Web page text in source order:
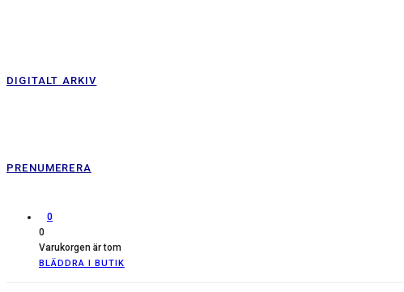
DIGITALT ARKIV
PRENUMERERA
0
0
Varukorgen är tom
BLÄDDRA I BUTIK